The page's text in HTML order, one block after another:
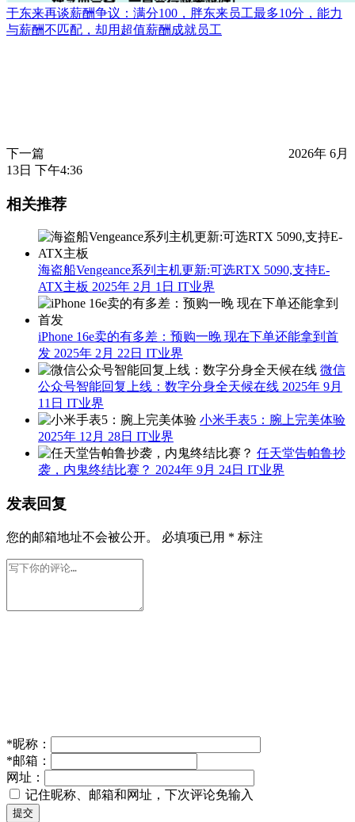
于东来再谈薪酬争议：满分100，胖东来员工最多10分，能力
与薪酬不匹配，却用超值薪酬成就员工
下一篇
2026年 6月
13日 下午4:36
相关推荐
海盗船Vengeance系列主机更新:可选RTX 5090,支持E-
ATX主板 2025年 2月 1日 IT业界
iPhone 16e卖的有多差：预购一晚 现在下单还能拿到首
发 2025年 2月 22日 IT业界
微信
公众号智能回复上线：数字分身全天候在线 2025年 9月
11日 IT业界
小米手表5：腕上完美体验
2025年 12月 28日 IT业界
任天堂告帕鲁抄
袭，内鬼终结比赛？ 2024年 9月 24日 IT业界
发表回复
您的邮箱地址不会被公开。 必填项已用 * 标注
*昵称：
*邮箱：
网址：
记住昵称、邮箱和网址，下次评论免输入
提交